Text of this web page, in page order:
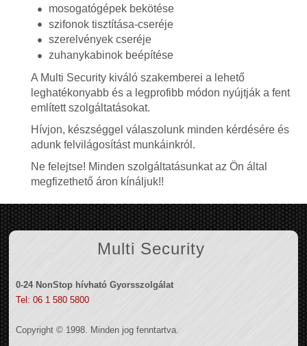
mosogatógépek bekötése
szifonok tisztítása-cseréje
szerelvények cseréje
zuhanykabinok beépítése
A Multi Security kiváló szakemberei a lehető
leghatékonyabb és a legprofibb módon nyújtják a fent
említett szolgáltatásokat.
Hívjon, készséggel válaszolunk minden kérdésére és
adunk felvilágosítást munkáinkról.
Ne felejtse! Minden szolgáltatásunkat az Ön által
megfizethető áron kínáljuk!!
Multi Security
0-24 NonStop hívható Gyorsszolgálat
Tel: 06 1 580 5800
Copyright © 1998. Minden jog fenntartva.